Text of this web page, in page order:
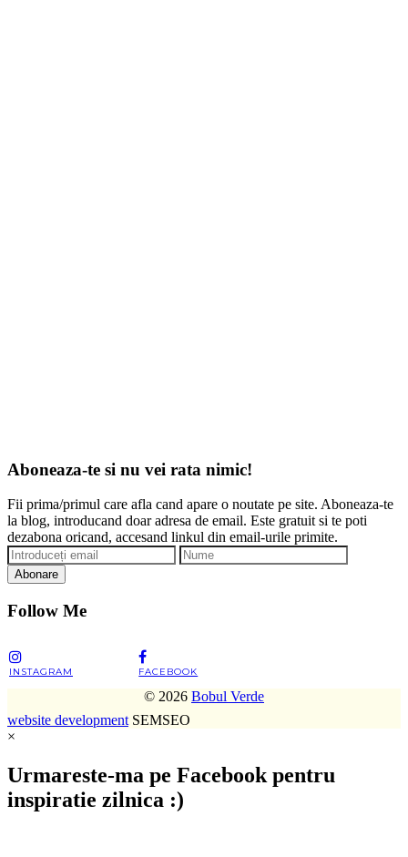
Aboneaza-te si nu vei rata nimic!
Fii prima/primul care afla cand apare o noutate pe site. Aboneaza-te
la blog, introducand doar adresa de email. Este gratuit si te poti
dezabona oricand, accesand linkul din email-urile primite.
Abonare
Follow Me
INSTAGRAM FACEBOOK
© 2026 Bobul Verde
website development SEMSEO
×
Urmareste-ma pe Facebook pentru
inspiratie zilnica :)